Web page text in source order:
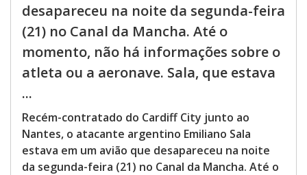
desapareceu na noite da segunda-feira
(21) no Canal da Mancha. Até o
momento, não há informações sobre o
atleta ou a aeronave. Sala, que estava
...
Recém-contratado do Cardiff City junto ao
Nantes, o atacante argentino Emiliano Sala
estava em um avião que desapareceu na noite
da segunda-feira (21) no Canal da Mancha. Até o